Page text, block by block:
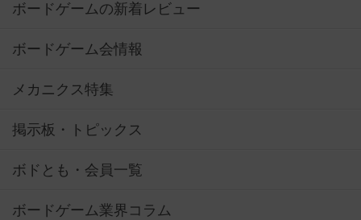
ボードゲームの新着レビュー
ボードゲーム会情報
メカニクス特集
掲示板・トピックス
ボドとも・会員一覧
ボードゲーム業界コラム